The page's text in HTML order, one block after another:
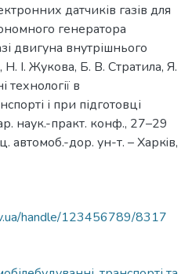
датчиків газів для
генератора
двигуна внутрішнього
І. Жукова, Б. В. Стратила, Я.
в
і при підготовці
наук.-практ. конф., 27–29
автомоб.-дор. ун-т. – Харкiв,
handle/123456789/8317